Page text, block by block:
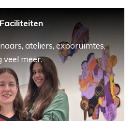
ateliers, exporuimtes,
veel meer.